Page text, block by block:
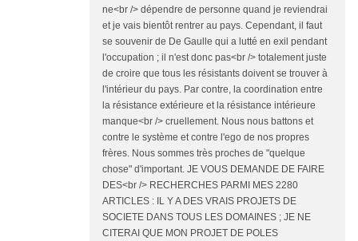
ne<br /> dépendre de personne quand je reviendrai
et je vais bientôt rentrer au pays. Cependant, il faut
se souvenir de De Gaulle qui a lutté en exil pendant
l'occupation ; il n'est donc pas<br /> totalement juste
de croire que tous les résistants doivent se trouver à
l'intérieur du pays. Par contre, la coordination entre
la résistance extérieure et la résistance intérieure
manque<br /> cruellement. Nous nous battons et
contre le système et contre l'ego de nos propres
frères. Nous sommes très proches de "quelque
chose" d'important. JE VOUS DEMANDE DE FAIRE
DES<br /> RECHERCHES PARMI MES 2280
ARTICLES : IL Y A DES VRAIS PROJETS DE
SOCIETE DANS TOUS LES DOMAINES ; JE NE
CITERAI QUE MON PROJET DE POLES